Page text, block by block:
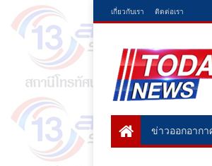
เกี่ยวกับเรา ติดต่อเรา
ข่าวออกอาก